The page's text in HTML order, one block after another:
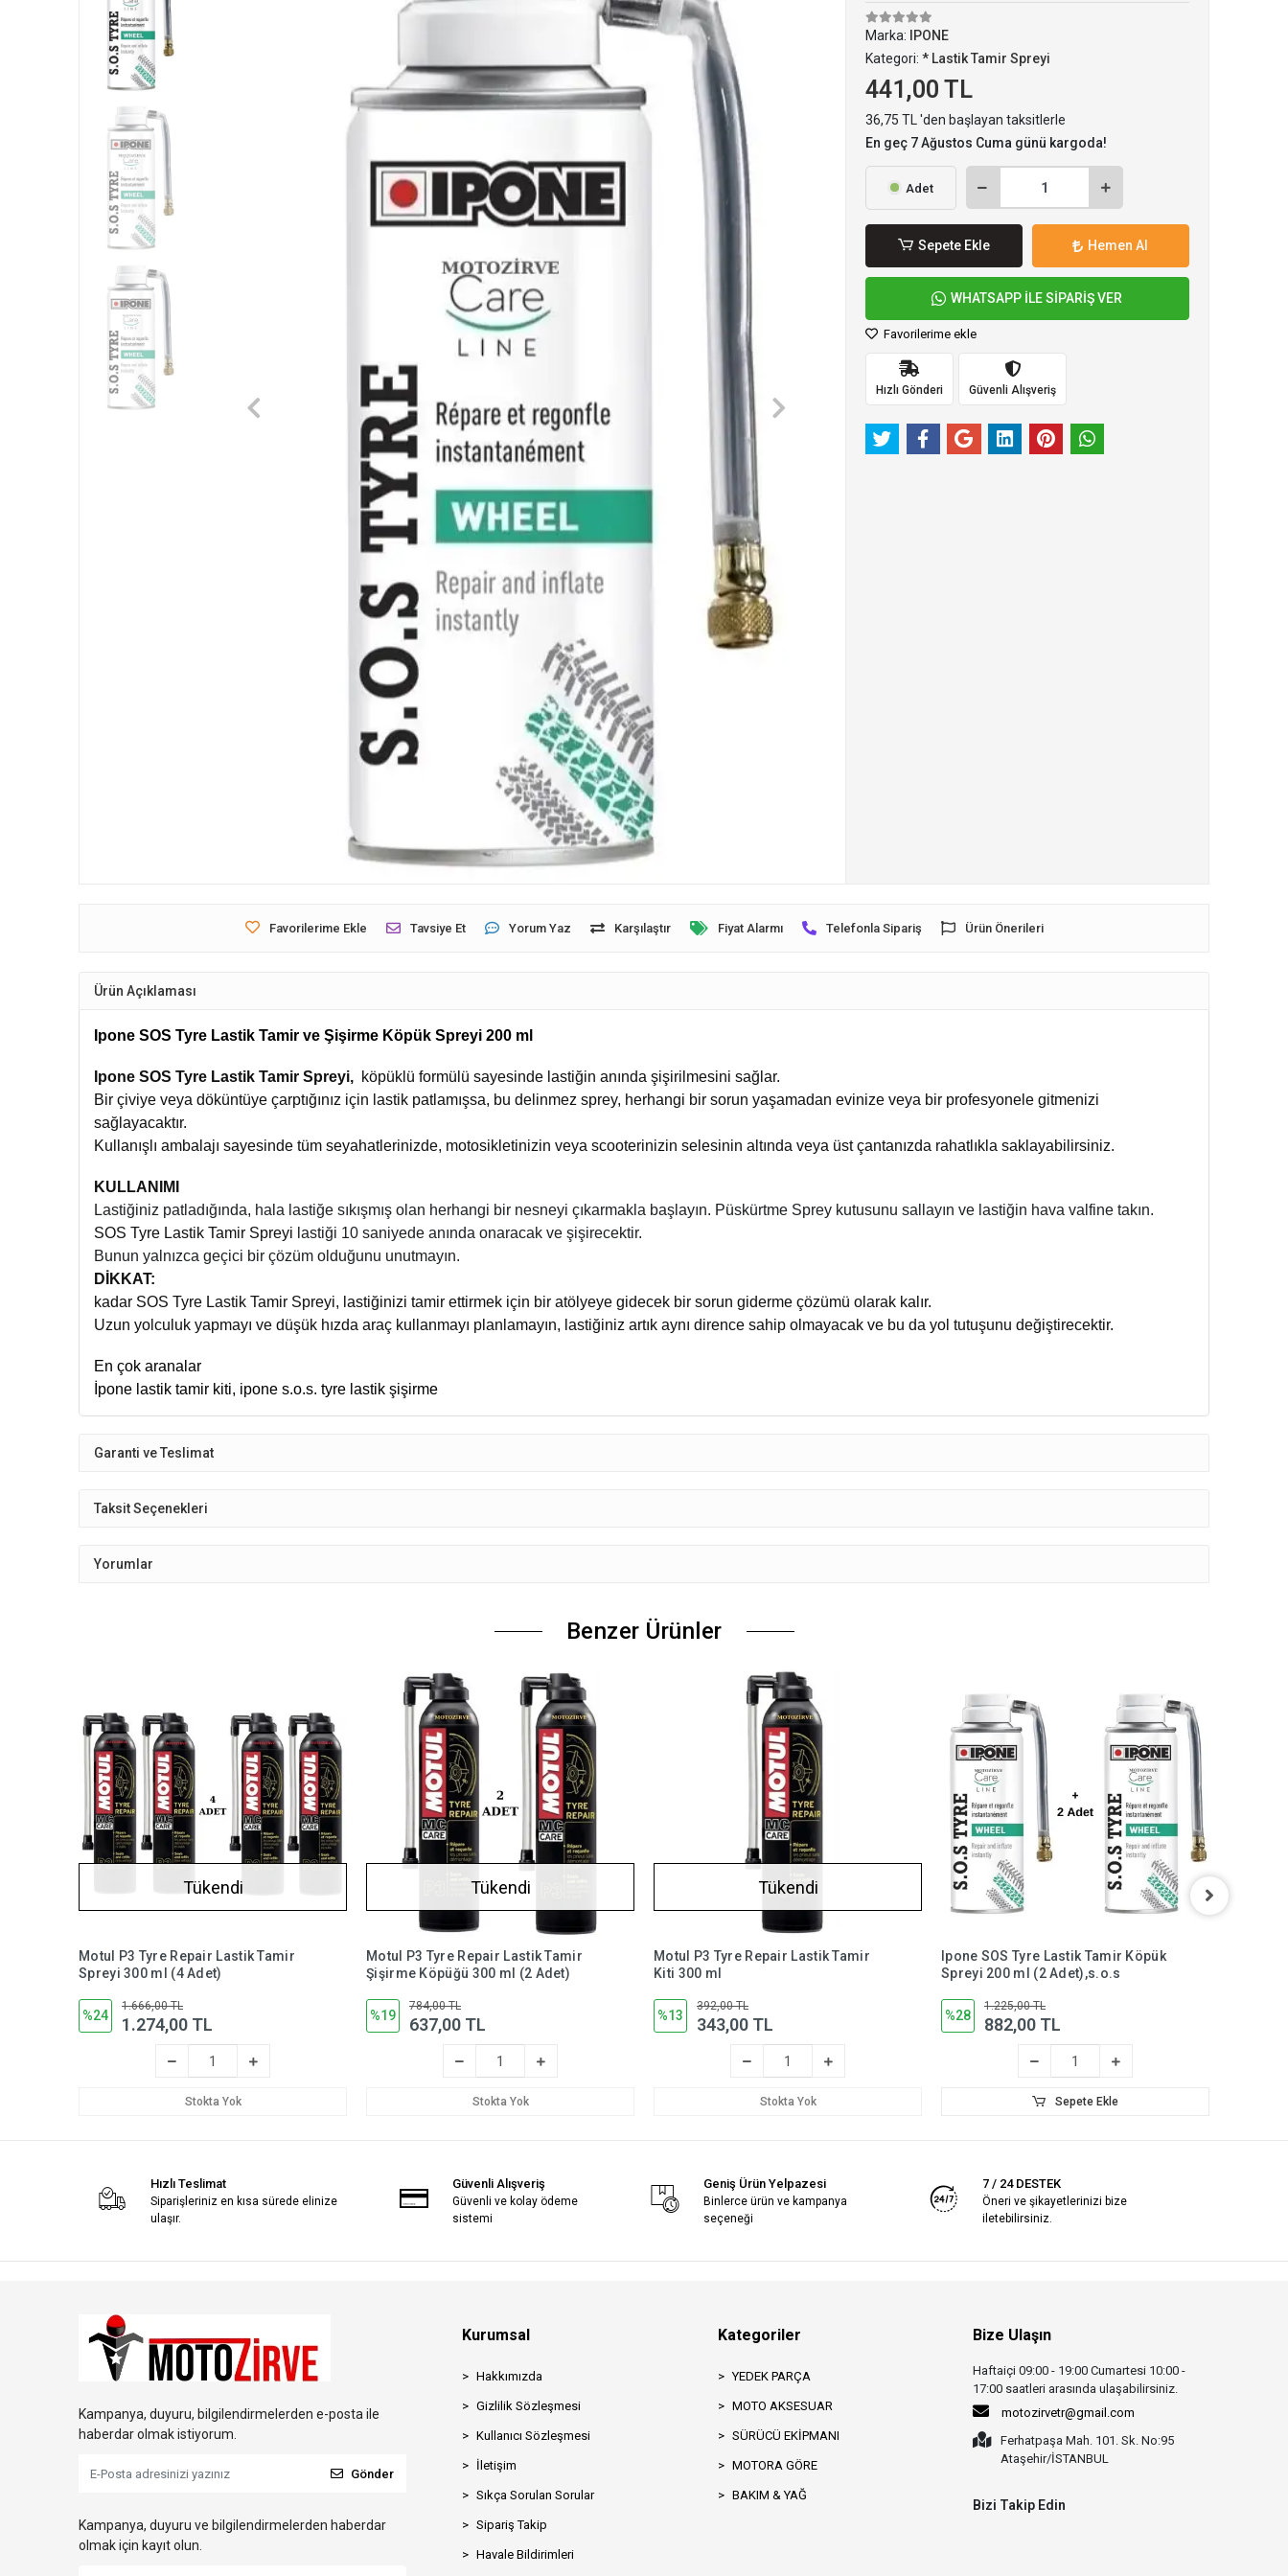
Marka:
IPONE
Kategori: * Lastik Tamir Spreyi
441,00 TL
36,75 TL 'den başlayan taksitlerle
En geç 7 Ağustos Cuma günü kargoda!
Adet
Sepete Ekle Hemen Al
WHATSAPP İLE SİPARİŞ VER
Favorilerime ekle
Hızlı Gönderi Güvenli Alışveriş
Favorilerime Ekle Tavsiye Et Yorum Yaz Karşılaştır Fiyat Alarmı Telefonla Sipariş Ürün Önerileri
Ürün Açıklaması
Ipone SOS Tyre Lastik Tamir ve Şişirme Köpük Spreyi 200 ml
Ipone SOS Tyre Lastik Tamir Spreyi, köpüklü formülü sayesinde lastiğin anında şişirilmesini sağlar.
Bir çiviye veya döküntüye çarptığınız için lastik patlamışsa, bu delinmez sprey, herhangi bir sorun yaşamadan evinize veya bir profesyonele gitmenizi
sağlayacaktır.
Kullanışlı ambalajı sayesinde tüm seyahatlerinizde, motosikletinizin veya scooterinizin selesinin altında veya üst çantanızda rahatlıkla saklayabilirsiniz.
KULLANIMI
Lastiğiniz patladığında, hala lastiğe sıkışmış olan herhangi bir nesneyi çıkarmakla başlayın. Püskürtme Sprey kutusunu sallayın ve lastiğin hava valfine takın.
SOS Tyre Lastik Tamir Spreyi lastiği 10 saniyede anında onaracak ve şişirecektir.
Bunun yalnızca geçici bir çözüm olduğunu unutmayın.
DİKKAT:
kadar SOS Tyre Lastik Tamir Spreyi, lastiğinizi tamir ettirmek için bir atölyeye gidecek bir sorun giderme çözümü olarak kalır.
Uzun yolculuk yapmayı ve düşük hızda araç kullanmayı planlamayın, lastiğiniz artık aynı dirence sahip olmayacak ve bu da yol tutuşunu değiştirecektir.
En çok aranalar
İpone lastik tamir kiti, ipone s.o.s. tyre lastik şişirme
Garanti ve Teslimat
Taksit Seçenekleri
Yorumlar
Benzer Ürünler
Tükendi
Motul P3 Tyre Repair Lastik Tamir
Spreyi 300 ml (4 Adet)
%24
1.666,00 TL
1.274,00 TL
Stokta Yok
Tükendi
Motul P3 Tyre Repair Lastik Tamir
Şişirme Köpüğü 300 ml (2 Adet)
%19
784,00 TL
637,00 TL
Stokta Yok
Tükendi
Motul P3 Tyre Repair Lastik Tamir
Kiti 300 ml
%13
392,00 TL
343,00 TL
Stokta Yok
Ipone SOS Tyre Lastik Tamir Köpük
Spreyi 200 ml (2 Adet),s.o.s
%28
1.225,00 TL
882,00 TL
Sepete Ekle
Hızlı Teslimat
Siparişleriniz en kısa sürede elinize
ulaşır.
Güvenli Alışveriş
Güvenli ve kolay ödeme
sistemi
Geniş Ürün Yelpazesi
Binlerce ürün ve kampanya
seçeneği
7 / 24 DESTEK
Öneri ve şikayetlerinizi bize
iletebilirsiniz.
Kampanya, duyuru, bilgilendirmelerden e-posta ile
haberdar olmak istiyorum.
Gönder
Kampanya, duyuru ve bilgilendirmelerden haberdar
olmak için kayıt olun.
Kurumsal
Hakkımızda
Gizlilik Sözleşmesi
Kullanıcı Sözleşmesi
İletişim
Sıkça Sorulan Sorular
Sipariş Takip
Havale Bildirimleri
Kategoriler
YEDEK PARÇA
MOTO AKSESUAR
SÜRÜCÜ EKİPMANI
MOTORA GÖRE
BAKIM & YAĞ
Bize Ulaşın
Haftaiçi 09:00 - 19:00 Cumartesi 10:00 -
17:00 saatleri arasında ulaşabilirsiniz.
motozirvetr@gmail.com
Ferhatpaşa Mah. 101. Sk. No:95
Ataşehir/İSTANBUL
Bizi Takip Edin